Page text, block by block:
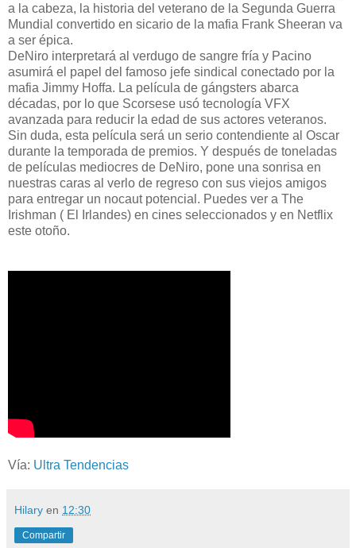
a la cabeza, la historia del veterano de la Segunda Guerra
Mundial convertido en sicario de la mafia Frank Sheeran va
a ser épica.
DeNiro interpretará al verdugo de sangre fría y Pacino
asumirá el papel del famoso jefe sindical conectado por la
mafia Jimmy Hoffa. La película de gángsters abarca
décadas, por lo que Scorsese usó tecnología VFX
avanzada para reducir la edad de sus actores veteranos.
Sin duda, esta película será un serio contendiente al Oscar
durante la temporada de premios. Y después de toneladas
de películas mediocres de DeNiro, pone una sonrisa en
nuestras caras al verlo de regreso con sus viejos amigos
para entregar un nocaut potencial. Puedes ver a The
Irishman ( El Irlandes) en cines seleccionados y en Netflix
este otoño.
Vía: Ultra Tendencias
Hilary en 12:30
Compartir